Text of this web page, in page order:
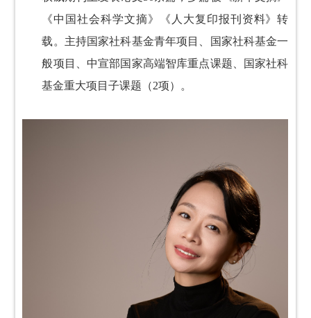
《中国社会科学文摘》《人大复印报刊资料》转
载。主持国家社科基金青年项目、国家社科基金一
般项目、中宣部国家高端智库重点课题、国家社科
基金重大项目子课题（2项）。